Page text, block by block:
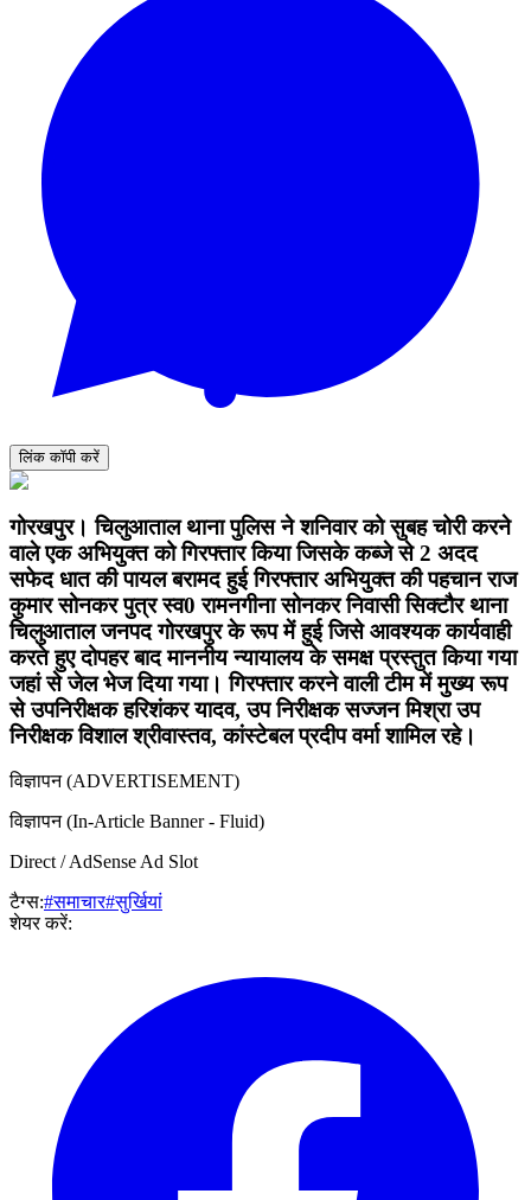
लिंक कॉपी करें
गोरखपुर। चिलुआताल थाना पुलिस ने शनिवार को सुबह चोरी करने
वाले एक अभियुक्त को गिरफ्तार किया जिसके कब्जे से 2 अदद
सफेद धात की पायल बरामद हुई गिरफ्तार अभियुक्त की पहचान राज
कुमार सोनकर पुत्र स्व0 रामनगीना सोनकर निवासी सिक्टौर थाना
चिलुआताल जनपद गोरखपुर के रूप में हुई जिसे आवश्यक कार्यवाही
करते हुए दोपहर बाद माननीय न्यायालय के समक्ष प्रस्तुत किया गया
जहां से जेल भेज दिया गया। गिरफ्तार करने वाली टीम में मुख्य रूप
से उपनिरीक्षक हरिशंकर यादव, उप निरीक्षक सज्जन मिश्रा उप
निरीक्षक विशाल श्रीवास्तव, कांस्टेबल प्रदीप वर्मा शामिल रहे।
विज्ञापन (ADVERTISEMENT)
विज्ञापन (In-Article Banner - Fluid)
Direct / AdSense Ad Slot
टैग्स:#समाचार#सुर्खियां
शेयर करें: